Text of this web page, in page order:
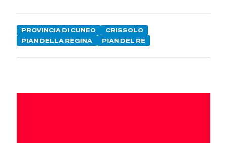
PROVINCIA DI CUNEO
CRISSOLO
PIAN DELLA REGINA
PIAN DEL RE